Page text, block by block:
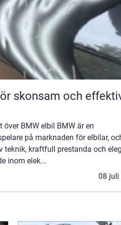
skonsam och
BMW elbil BMW är en
på marknaden för elbilar,
teknik, kraftfull prestanda och
inom elek...
08 juli